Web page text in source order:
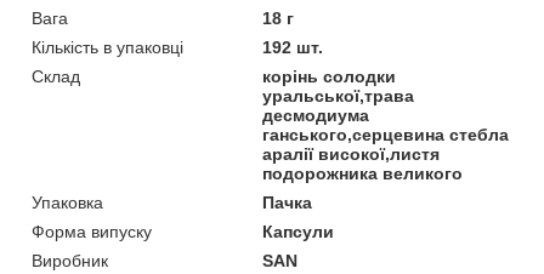
Вага
18 г
Кількість в упаковці
192 шт.
Склад
корінь солодки
уральської,трава
десмодиума
ганського,серцевина стебла
аралії високої,листя
подорожника великого
Упаковка
Пачка
Форма випуску
Капсули
Виробник
SAN